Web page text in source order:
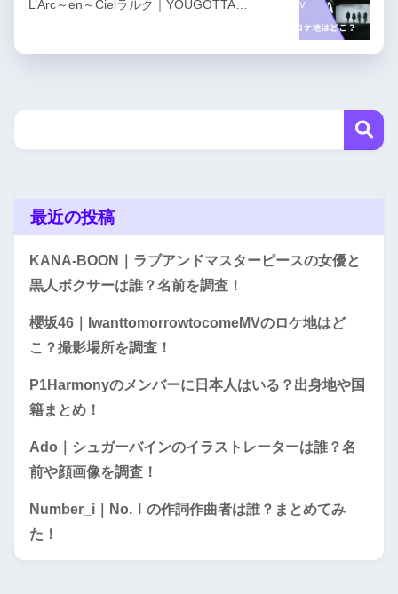
L’Arc～en～Cielラルク｜YOUGOTTA…
最近の投稿
KANA-BOON｜ラブアンドマスターピースの女優と
黒人ボクサーは誰？名前を調査！
櫻坂46｜IwanttomorrowtocomeMVのロケ地はど
こ？撮影場所を調査！
P1Harmonyのメンバーに日本人はいる？出身地や国
籍まとめ！
Ado｜シュガーバインのイラストレーターは誰？名
前や顔画像を調査！
Number_i｜No.Ⅰの作詞作曲者は誰？まとめてみ
た！